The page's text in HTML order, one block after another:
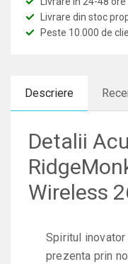
Livrare din stoc
Peste 10.000 de
Descriere
Detalii
Wireless
Spiritul
prezenta prin